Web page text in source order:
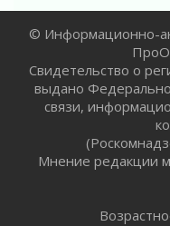
В Ивангороде
граждан
02 августа 2026
Готовность №1
02 августа 2026
Километровые
отправили на
02 августа 2026
Ленобласть
02 августа 2026
© Информационно-
Свидетельство о
выдано
связи,
Мнение редакции